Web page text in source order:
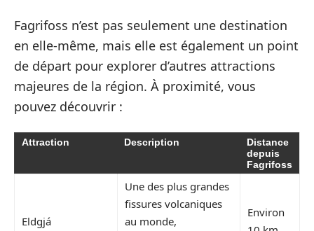
Fagrifoss n’est pas seulement une destination
en elle-même, mais elle est également un point
de départ pour explorer d’autres attractions
majeures de la région. À proximité, vous
pouvez découvrir :
Attraction Description
Distance
depuis
Fagrifoss
Eldgjá
Une des plus grandes
fissures volcaniques
au monde,
Environ